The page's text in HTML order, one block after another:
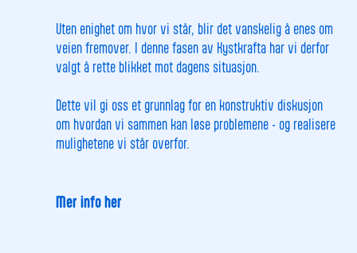
Uten enighet om hvor vi står, blir det vanskelig å enes om
veien fremover. I denne fasen av Kystkrafta har vi derfor
valgt å rette blikket mot dagens situasjon.
Dette vil gi oss et grunnlag for en konstruktiv diskusjon
om hvordan vi sammen kan løse problemene - og realisere
mulighetene vi står overfor.
Mer info her